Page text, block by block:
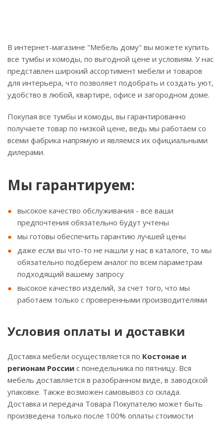
В интернет-магазине "Мебель дому" вы можете купить
все тумбы и комоды, по выгодной цене и условиям. У нас
представлен широкий ассортимент мебели и товаров
для интерьера, что позволяет подобрать и создать уют,
удобство в любой, квартире, офисе и загородном доме.
Покупая все тумбы и комоды, вы гарантированно
получаете товар по низкой цене, ведь мы работаем со
всеми фабрика напрямую и являемся их официальными
дилерами.
Мы гарантируем:
высокое качество обслуживания - все ваши
предпочтения обязательно будут учтены
мы готовы обеспечить гарантию лучшей цены
даже если вы что-то не нашли у нас в каталоге, то мы
обязательно подберем аналог по всем параметрам
подходящий вашему запросу
высокое качество изделий, за счет того, что мы
работаем только с проверенными производителями
Условия оплаты и доставки
Доставка мебели осуществляется по Костонае и
регионам России с понедельника по пятницу. Вся
мебель доставляется в разобранном виде, в заводской
упаковке. Также возможен самовывоз со склада.
Доставка и передача Товара Покупателю может быть
произведена только после 100% оплаты стоимости